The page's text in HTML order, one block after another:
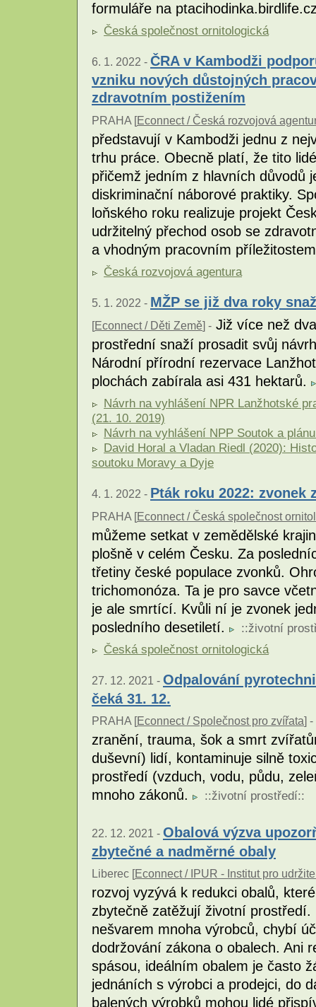
formuláře na
Česká společnost ornitologická
6. 1. 2022 - ČRA v Kambodži
vzniku nových důstojných
zdravotním postižením
PRAHA [Econnect / Česká rozvojová
představují v Kambodži jednu z
trhu práce. Obecně platí, že tito
přičemž jedním z hlavních důvodů
diskriminační náborové praktiky.
loňského roku realizuje projekt
udržitelný přechod osob se
a vhodným pracovním
Česká rozvojová agentura
5. 1. 2022 - MŽP se již dva roky
[Econnect / Děti Země] - Již více než
prostřední snaží prosadit svůj
Národní přírodní rezervace
plochách zabírala asi 431 hektarů.
Návrh na vyhlášení NPR Lanžhotské
(21. 10. 2019)
Návrh na vyhlášení NPP Soutok a
David Horal a Vladan Riedl (2020):
soutoku Moravy a Dyje
4. 1. 2022 - Pták roku 2022: zvonek
PRAHA [Econnect / Česká společnost
můžeme setkat v zemědělské
plošně v celém Česku. Za
třetiny české populace zvonků.
trichomonóza. Ta je pro savce
je ale smrtící. Kvůli ní je zvonek
posledního desetiletí.
::životní
Česká společnost ornitologická
27. 12. 2021 - Odpalování
čeká 31. 12.
PRAHA [Econnect / Společnost pro zvířata] -
zranění, trauma, šok a smrt
duševní) lidí, kontaminuje silně
prostředí (vzduch, vodu, půdu,
mnoho zákonů.
::životní prostředí::
22. 12. 2021 - Obalová výzva
zbytečné a nadměrné obaly
Liberec [Econnect / IPUR - Institut pro
rozvoj vyzývá k redukci obalů,
zbytečně zatěžují životní
nešvarem mnoha výrobců, chybí
dodržování zákona o obalech. Ani
spásou, ideálním obalem je často
jednáních s výrobci a prodejci, do
balených výrobků mohou lidé